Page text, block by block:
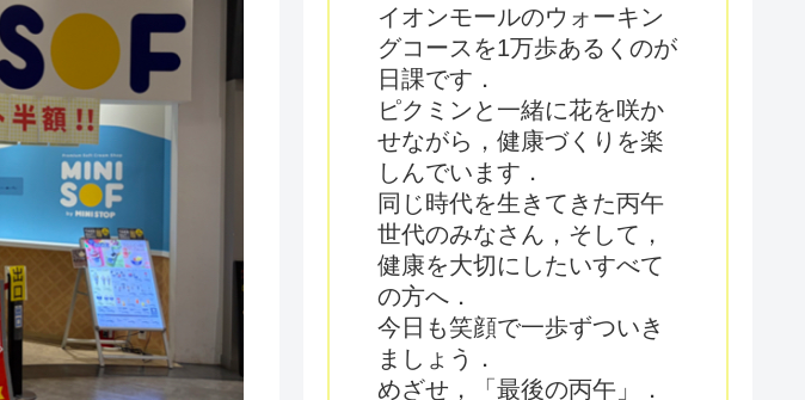
イオンモールのウォーキン
グコースを1万歩あるくのが
日課です．
ピクミンと一緒に花を咲か
せながら，健康づくりを楽
しんでいます．
同じ時代を生きてきた丙午
世代のみなさん，そして，
健康を大切にしたいすべて
の方へ．
今日も笑顔で一歩ずついき
ましょう．
めざせ，「最後の丙午」．